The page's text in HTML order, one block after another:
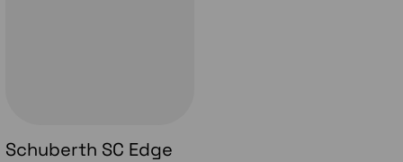
Schuberth SC Edge